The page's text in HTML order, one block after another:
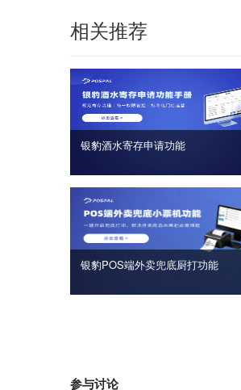
相关推荐
银豹酒水寄存申请功能
银豹POS端外卖兜底厨打功能
参与讨论